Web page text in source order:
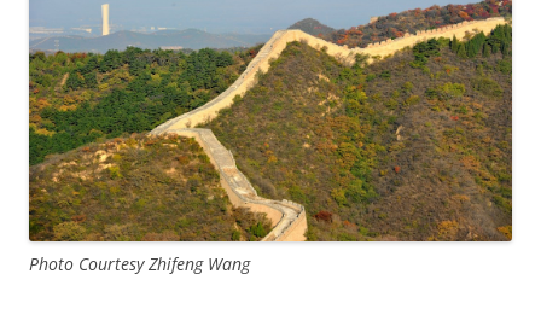
Photo Courtesy Zhifeng Wang